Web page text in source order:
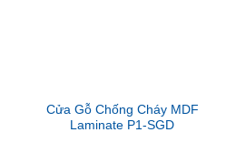
Cửa Gỗ Chống Cháy MDF
Laminate P1-SGD